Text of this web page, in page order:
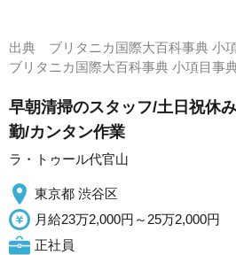
出典 ブリタニカ国際大百科事典 小
ブリタニカ国際大百科事典 小項目
早朝清掃のスタッフ/土日祝休
勤/カンタン作業
ラ・トゥール代官山
東京都 渋谷区
月給23万2,000円～25万2,000円
正社員